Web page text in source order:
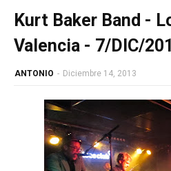
Kurt Baker Band -
Valencia - 7/DIC/
ANTONIO - Diciembre 14, 2013